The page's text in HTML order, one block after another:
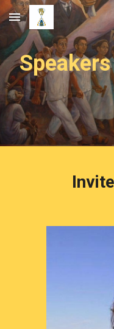
Skip to main content